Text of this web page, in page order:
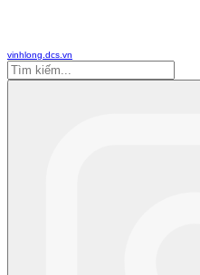
vinhlong.dcs.vn